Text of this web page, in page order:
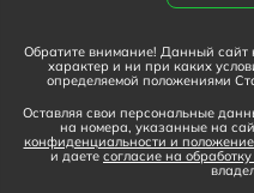
Обратите внимание! Данный
характер и ни при каких
определяемой положениями
Оставляя свои персональные
на номера, указанные на
конфиденциальности и
и даете согласие на